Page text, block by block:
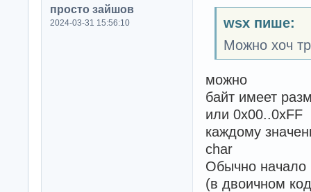
просто зайшов
2024-03-31 15:56:10
wsx пише:
Можно хоч
можно
байт имеет
или 0x00..0xFF
каждому
char
Обычно начало
(в двоичном